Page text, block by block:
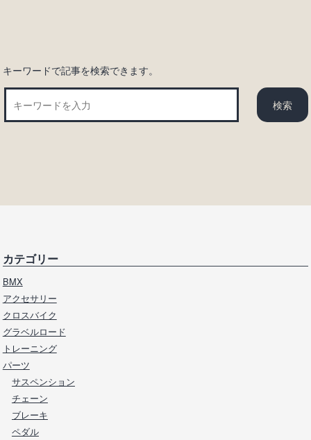
キーワードで記事を検索できます。
カテゴリー
BMX
アクセサリー
クロスバイク
グラベルロード
トレーニング
パーツ
サスペンション
チェーン
ブレーキ
ペダル